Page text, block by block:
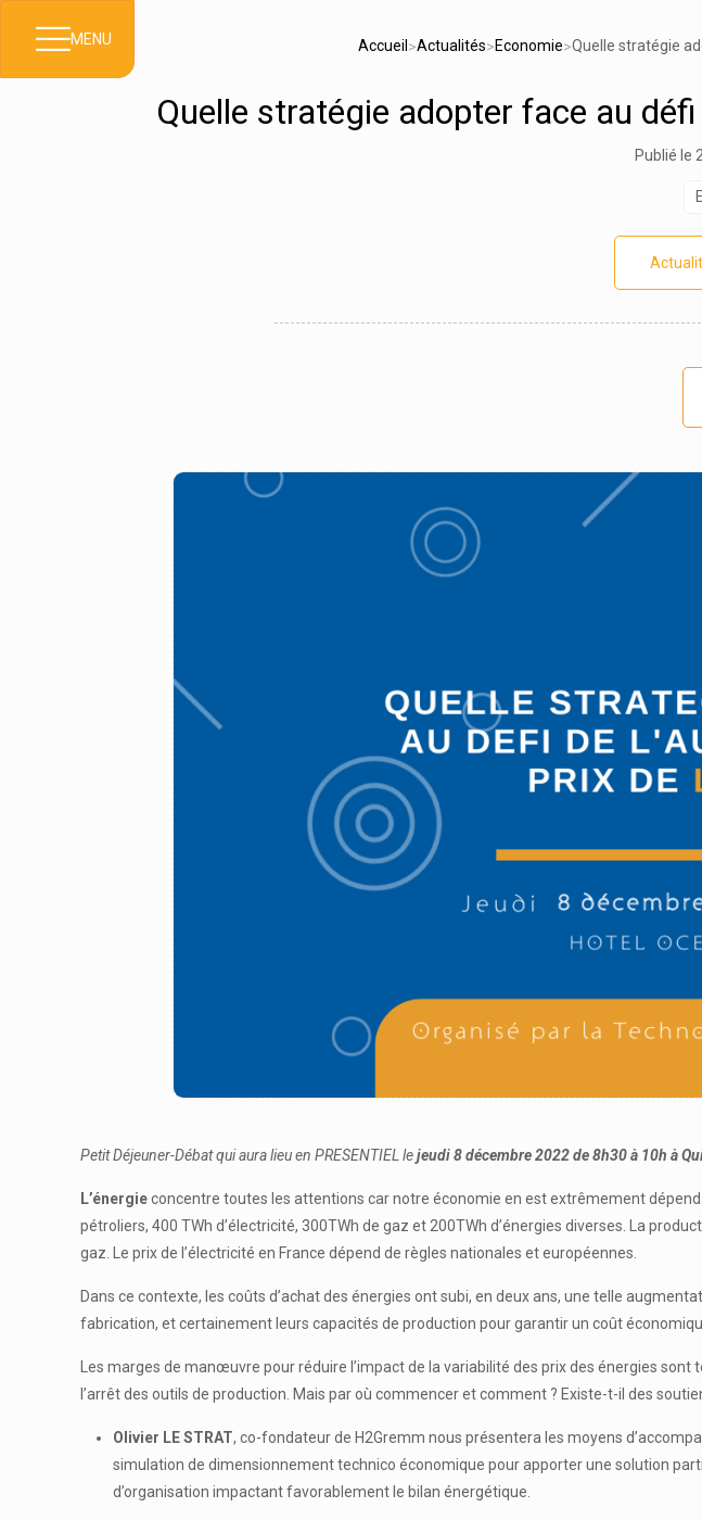
MENU Accueil >Actualités>Economie>Quelle stratégie
Quelle stratégie adopter face au
Publié le
Petit Déjeuner-Débat qui aura lieu en PRESENTIEL lejeudi 8 décembre 2022 de 8h30 à 10h à
L’énergieconcentre toutes les attentions car notre économie en est extrêmement
pétroliers, 400 TWh d’électricité, 300TWh de gaz et 200TWh d’énergies diverses. La
gaz. Le prix de l’électricité en France dépend de règles nationales et européennes.
Dans ce contexte, les coûts d’achat des énergies ont subi, en deux ans, une telle
fabrication, et certainement leurs capacités de production pour garantir un coût
Les marges de manœuvre pour réduire l’impact de la variabilité des prix des énergies
l’arrêt des outils de production. Mais par où commencer et comment ? Existe-t-il des
Olivier LE STRAT, co-fondateur de H2Gremm nous présentera les moyens
simulation de dimensionnement technico économique pour apporter une solution
d’organisation impactant favorablement le bilan énergétique.